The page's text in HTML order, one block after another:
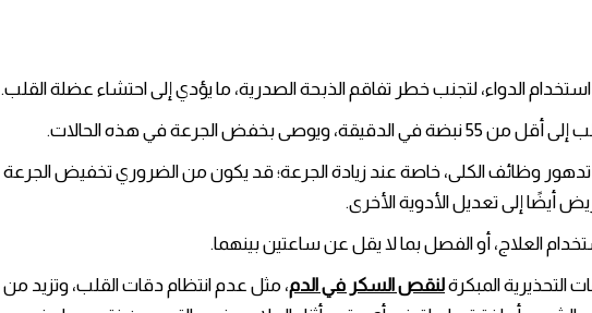
الدواء، لتجنب خطر تفاقم الذبحة الصدرية، ما يؤدي إلى احتشاء عضلة القلب.
بخفض الجرعة في هذه الحالات.
وظائف الكلى، خاصة عند زيادة الجرعة؛ قد يكون من الضروري تخفيض الجرعة
أيضًا إلى تعديل الأدوية الأخرى.
العلاج، أو الفصل بما لا يقل عن ساعتين بينهما.
التحذيرية المبكرةلنقص السكر في الدم، مثل عدم انتظام دقات القلب، وتزيد من